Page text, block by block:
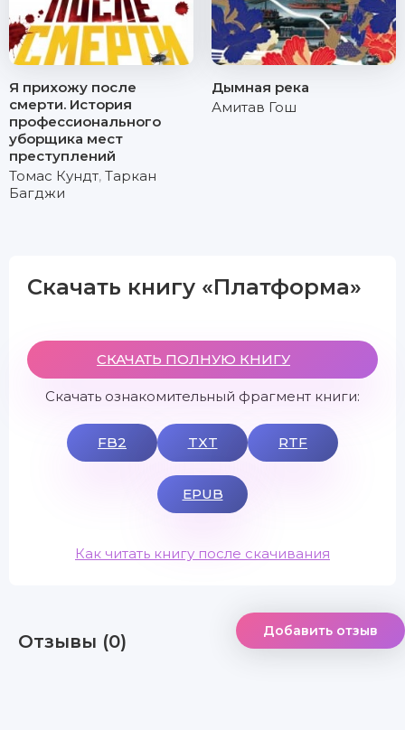
Я прихожу после
смерти. История
профессионального
уборщика мест
преступлений
Томас Кундт, Таркан
Багджи
Дымная река
Амитав Гош
Скачать книгу «Платформа»
СКАЧАТЬ ПОЛНУЮ КНИГУ
Скачать ознакомительный фрагмент книги:
FB2 TXT RTF
EPUB
Как читать книгу после скачивания
Отзывы (0) Добавить отзыв